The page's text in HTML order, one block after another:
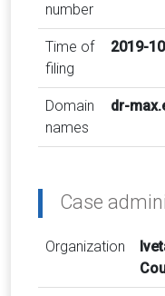
number
Time of
filing
2019-
Domain
names
dr-
Case
Organization